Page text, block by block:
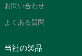
お問い合わせ
よくある質問
当社の製品